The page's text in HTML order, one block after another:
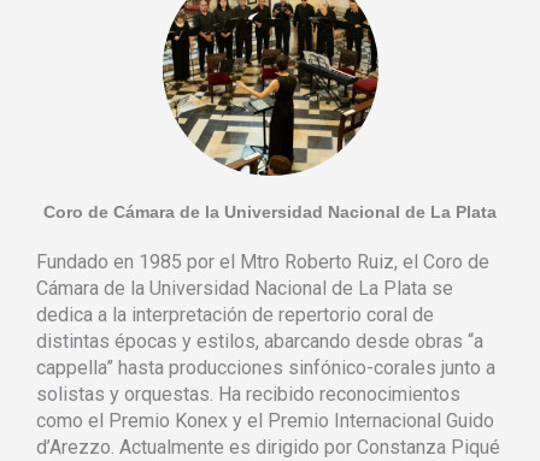
Coro de Cámara de la Universidad Nacional de La Plata
Fundado en 1985 por el Mtro Roberto Ruiz, el Coro de
Cámara de la Universidad Nacional de La Plata se
dedica a la interpretación de repertorio coral de
distintas épocas y estilos, abarcando desde obras “a
cappella” hasta producciones sinfónico-corales junto a
solistas y orquestas. Ha recibido reconocimientos
como el Premio Konex y el Premio Internacional Guido
d’Arezzo. Actualmente es dirigido por Constanza Piqué